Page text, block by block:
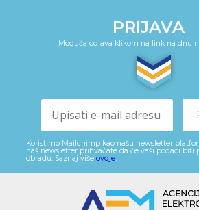
PRIJAVA
Moguća odjava klikom na link na dnu
Koristimo Mailchimp kao našu newsletter
naš newsletter prihvaćate da će vaši podaci
obradu. Saznaj više ovdje.